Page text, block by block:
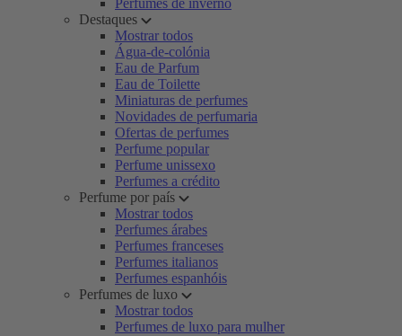
Perfumes de inverno
Destaques
Mostrar todos
Água-de-colónia
Eau de Parfum
Eau de Toilette
Miniaturas de perfumes
Novidades de perfumaria
Ofertas de perfumes
Perfume popular
Perfume unissexo
Perfumes a crédito
Perfume por país
Mostrar todos
Perfumes árabes
Perfumes franceses
Perfumes italianos
Perfumes espanhóis
Perfumes de luxo
Mostrar todos
Perfumes de luxo para mulher